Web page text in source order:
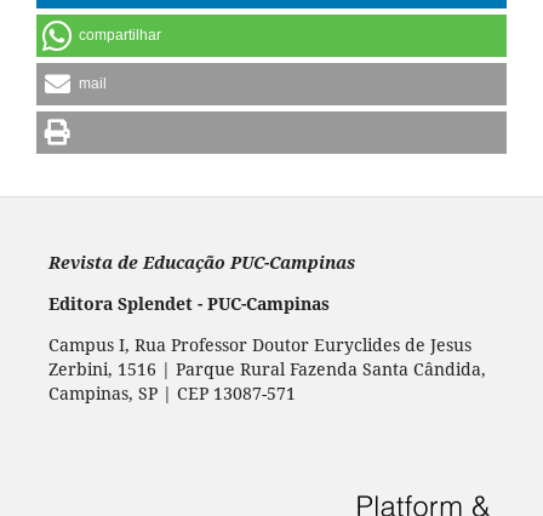
compartilhar
mail
Revista de Educação PUC-Campinas
Editora Splendet - PUC-Campinas
Campus I, Rua Professor Doutor Euryclides de Jesus
Zerbini, 1516 | Parque Rural Fazenda Santa Cândida,
Campinas, SP | CEP 13087-571